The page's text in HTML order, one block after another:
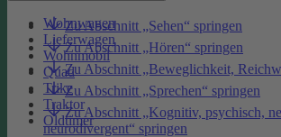
Wohnwagen
Lieferwagen
Wohnmobil
Quad
Trike
Traktor
Oldtimer
Zu Abschnitt „Sehen“ springen
Zu Abschnitt „Hören“ springen
Zu Abschnitt „Beweglichkeit,
Zu Abschnitt „Sprechen“ springen
Zu Abschnitt „Kognitiv, psychisch,
neurodivergent“ springen